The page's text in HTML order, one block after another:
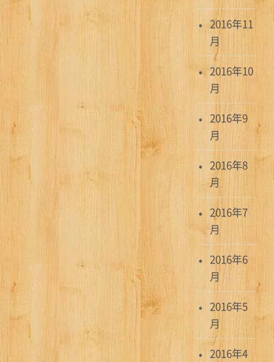
2016年11
月
2016年10
月
2016年9
月
2016年8
月
2016年7
月
2016年6
月
2016年5
月
2016年4